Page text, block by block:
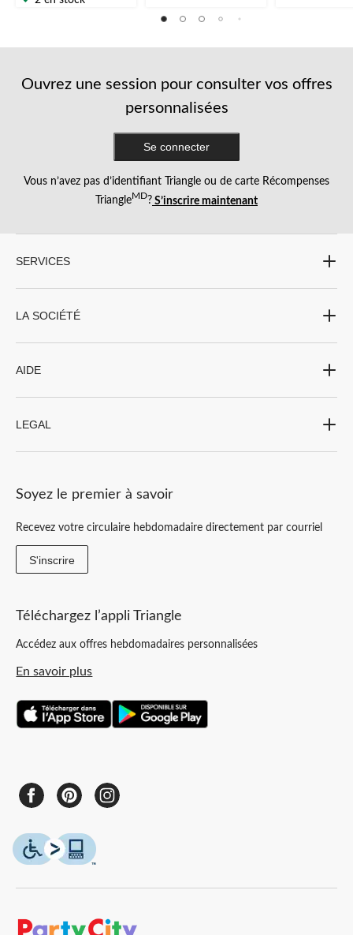
Ouvrez une session pour consulter vos offres
personnalisées
Se connecter
Vous n’avez pas d’identifiant Triangle ou de carte Récompenses
TriangleMD? S’inscrire maintenant
SERVICES
LA SOCIÉTÉ
AIDE
LEGAL
Soyez le premier à savoir
Recevez votre circulaire hebdomadaire directement par courriel
S'inscrire
Téléchargez l’appli Triangle
Accédez aux offres hebdomadaires personnalisées
En savoir plus